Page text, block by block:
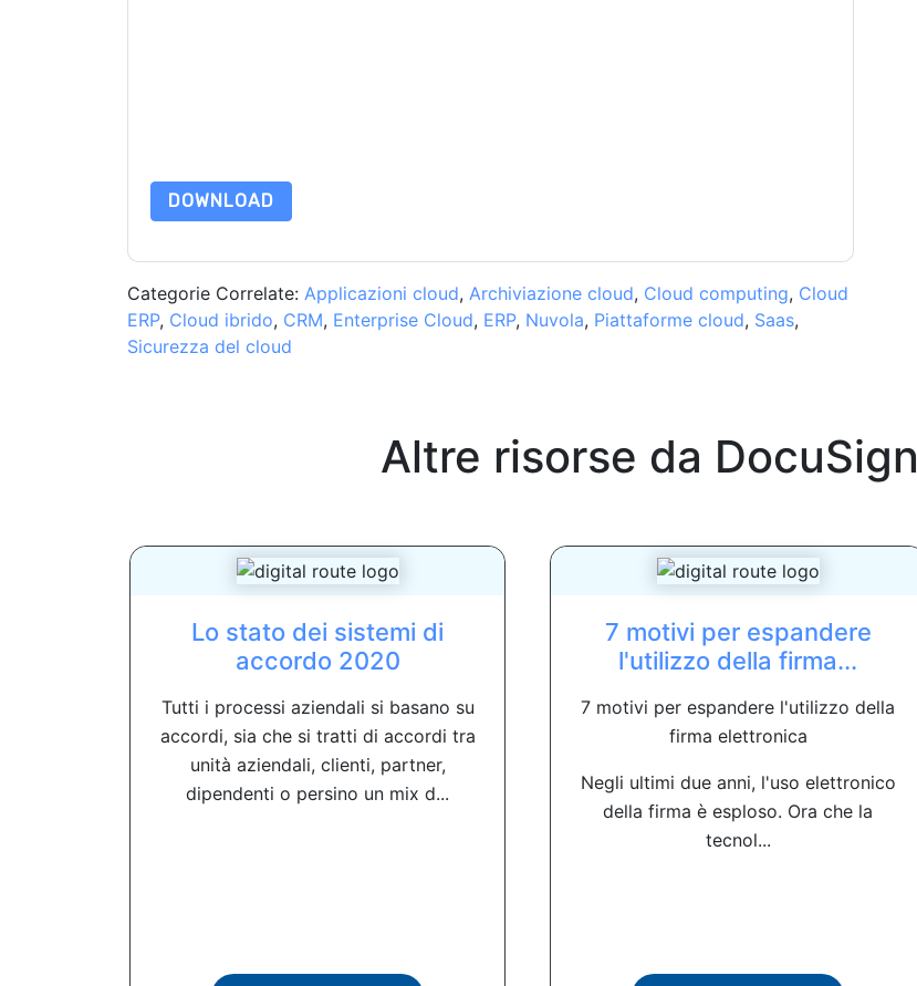
DOWNLOAD
Categorie Correlate: Applicazioni cloud, Archiviazione cloud, Cloud computing, Cloud
ERP, Cloud ibrido, CRM, Enterprise Cloud, ERP, Nuvola, Piattaforme cloud, Saas,
Sicurezza del cloud
Altre risorse da DocuSign
Lo stato dei sistemi di
accordo 2020
Tutti i processi aziendali si basano su
accordi, sia che si tratti di accordi tra
unità aziendali, clienti, partner,
dipendenti o persino un mix d...
7 motivi per espandere
l'utilizzo della firma...
7 motivi per espandere l'utilizzo della
firma elettronica
Negli ultimi due anni, l'uso elettronico
della firma è esploso. Ora che la
tecnol...